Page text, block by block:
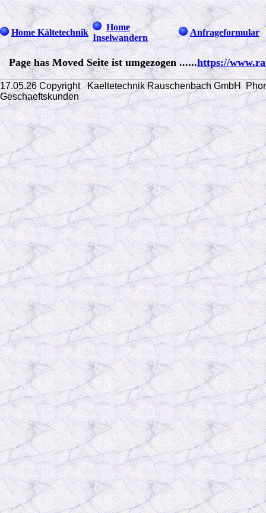
Home Kältetechnik
Home
Inselwandern
Anfrageformular
Page has Moved Seite ist umgezogen ......https://
17.05.26 Copyright Kaeltetechnik Rauschenbach GmbH
Geschaeftskunden